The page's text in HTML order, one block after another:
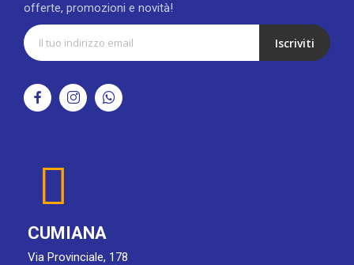
offerte, promozioni e novità!
Iscriviti
CUMIANA
Via Provinciale, 178